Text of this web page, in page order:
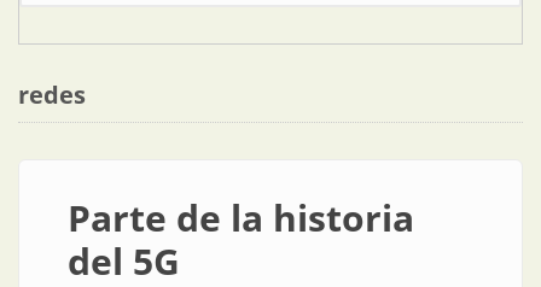
redes
Parte de la historia
del 5G